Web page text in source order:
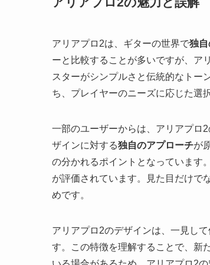
アリアプロ2は、ギターの世界で独自
ーと比較することが多いですが、ア
スターがシンプルさと伝統的なトー
ち、プレイヤーのニーズに応じた選
一部のユーザーからは、アリアプロ
ザインに対する独自のアプローチが
の分かれるポイントとなっています
が評価されています。見た目だけで
めです。
アリアプロ2のデザインは、一見し
す。この特徴を理解することで、新